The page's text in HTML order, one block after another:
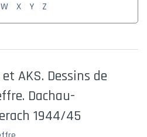
W X Y Z
AKS. Dessins de
Dachau-
1944/45